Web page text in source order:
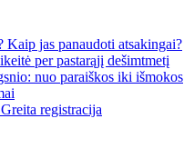
Kaip jas panaudoti atsakingai?
per pastarąjį dešimtmetį
nuo paraiškos iki išmokos
registracija